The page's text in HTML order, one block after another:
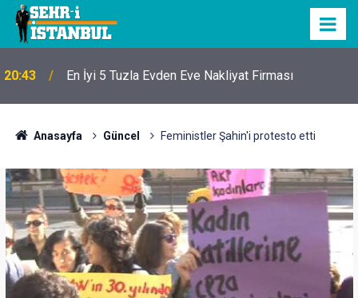
20:43 En İyi 5 Tuzla Evden Eve Nakliyat Firması
Anasayfa Güncel Feministler Şahin'i protesto etti